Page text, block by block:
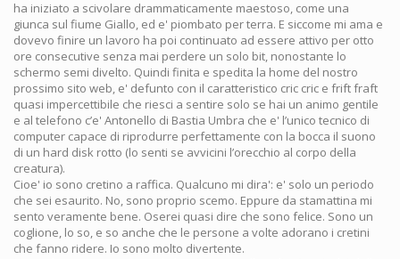
ha iniziato a scivolare drammaticamente maestoso, come una
giunca sul fiume Giallo, ed e' piombato per terra. E siccome mi ama e
dovevo finire un lavoro ha poi continuato ad essere attivo per otto
ore consecutive senza mai perdere un solo bit, nonostante lo
schermo semi divelto. Quindi finita e spedita la home del nostro
prossimo sito web, e' defunto con il caratteristico cric cric e frift fraft
quasi impercettibile che riesci a sentire solo se hai un animo gentile
e al telefono c’e' Antonello di Bastia Umbra che e' l’unico tecnico di
computer capace di riprodurre perfettamente con la bocca il suono
di un hard disk rotto (lo senti se avvicini l’orecchio al corpo della
creatura).
Cioe' io sono cretino a raffica. Qualcuno mi dira': e' solo un periodo
che sei esaurito. No, sono proprio scemo. Eppure da stamattina mi
sento veramente bene. Oserei quasi dire che sono felice. Sono un
coglione, lo so, e so anche che le persone a volte adorano i cretini
che fanno ridere. Io sono molto divertente.